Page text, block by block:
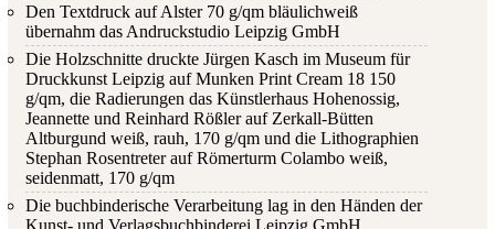
Den Textdruck auf Alster 70 g/qm bläulichweiß
übernahm das Andruckstudio Leipzig GmbH
Die Holzschnitte druckte Jürgen Kasch im Museum für
Druckkunst Leipzig auf Munken Print Cream 18 150
g/qm, die Radierungen das Künstlerhaus Hohenossig,
Jeannette und Reinhard Rößler auf Zerkall-Bütten
Altburgund weiß, rauh, 170 g/qm und die Lithographien
Stephan Rosentreter auf Römerturm Colambo weiß,
seidenmatt, 170 g/qm
Die buchbinderische Verarbeitung lag in den Händen der
Kunst- und Verlagsbuchbinderei Leipzig GmbH